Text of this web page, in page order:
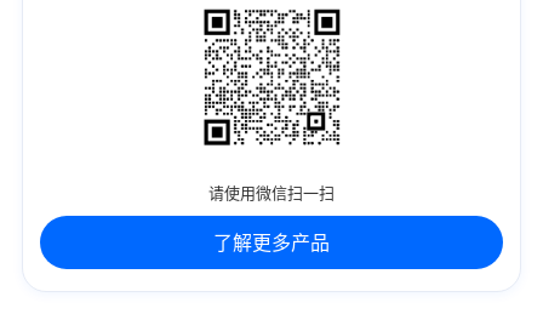
请使用微信扫一扫
了解更多产品